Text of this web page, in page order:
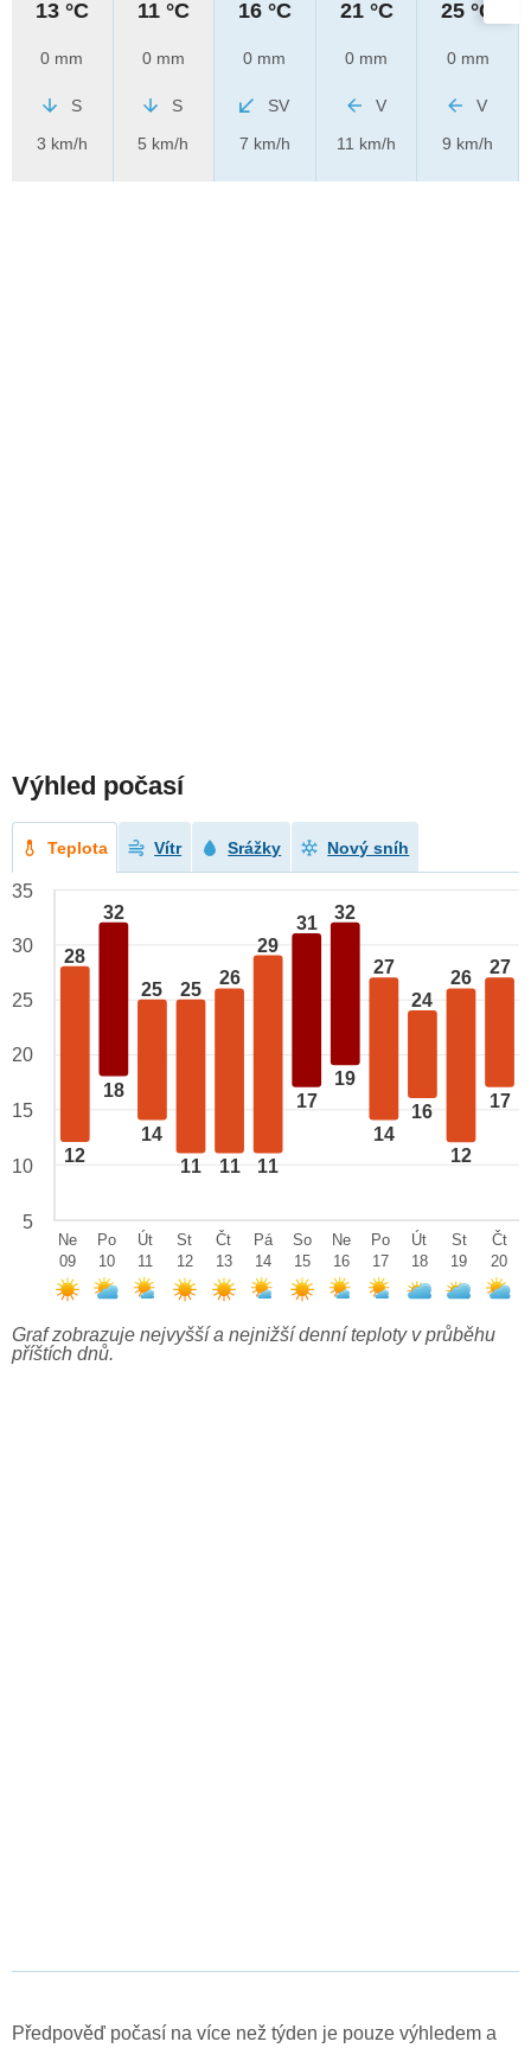
13 °C
0 mm
S
3 km/h
11 °C
0 mm
S
5 km/h
16 °C
0 mm
SV
7 km/h
21 °C
0 mm
V
11 km/h
25 °C
0 mm
V
9 km/h
Výhled počasí
Teplota Vítr Srážky Nový sníh
28
12
32
18
25
14
25
11
26
11
29
11
31
17
32
19
27
14
24
16
26
12
27
17
35
30
25
20
15
10
5
Ne
09
Po
10
Út
11
St
12
Čt
13
Pá
14
So
15
Ne
16
Po
17
Út
18
St
19
Čt
20
Graf zobrazuje nejvyšší a nejnižší denní teploty v průběhu
příštích dnů.
Předpověď počasí na více než týden je pouze výhledem a